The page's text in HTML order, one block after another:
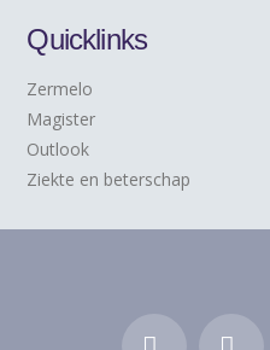
Quicklinks
Zermelo
Magister
Outlook
Ziekte en beterschap